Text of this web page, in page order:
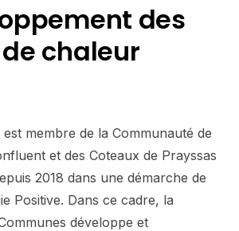
des
chaleur
est membre de la Communauté de
et des Coteaux de Prayssas
2018 dans une démarche de
Positive. Dans ce cadre, la
développe et